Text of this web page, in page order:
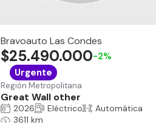
Bravoauto Las Condes
Región Metropolitana
Great Wall other
$25.490.000-2%
Urgente
2026 Eléctrico
Automática
3611 km